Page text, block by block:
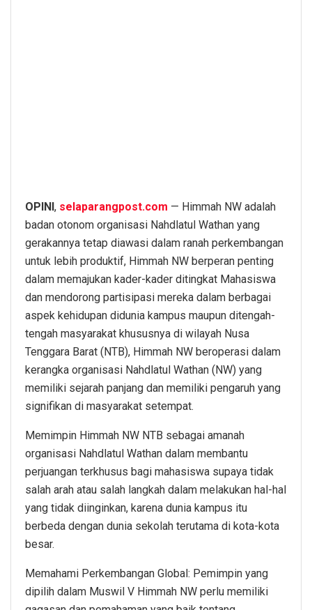
OPINI, selaparangpost.com — Himmah NW adalah
badan otonom organisasi Nahdlatul Wathan yang
gerakannya tetap diawasi dalam ranah perkembangan
untuk lebih produktif, Himmah NW berperan penting
dalam memajukan kader-kader ditingkat Mahasiswa
dan mendorong partisipasi mereka dalam berbagai
aspek kehidupan didunia kampus maupun ditengah-
tengah masyarakat khususnya di wilayah Nusa
Tenggara Barat (NTB), Himmah NW beroperasi dalam
kerangka organisasi Nahdlatul Wathan (NW) yang
memiliki sejarah panjang dan memiliki pengaruh yang
signifikan di masyarakat setempat.
Memimpin Himmah NW NTB sebagai amanah
organisasi Nahdlatul Wathan dalam membantu
perjuangan terkhusus bagi mahasiswa supaya tidak
salah arah atau salah langkah dalam melakukan hal-hal
yang tidak diinginkan, karena dunia kampus itu
berbeda dengan dunia sekolah terutama di kota-kota
besar.
Memahami Perkembangan Global: Pemimpin yang
dipilih dalam Muswil V Himmah NW perlu memiliki